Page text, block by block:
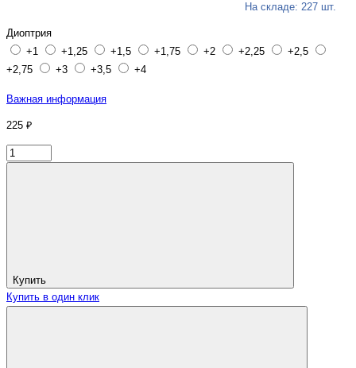
На складе: 227 шт.
Диоптрия
+1
+1,25 +1,5 +1,75 +2 +2,25
+2,5
+2,75
+3 +3,5 +4
Важная информация
225 ₽
Купить
Купить в один клик